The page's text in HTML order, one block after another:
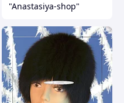
"Anastasiya-shop"